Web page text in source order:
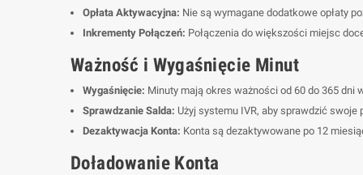
Opłata Aktywacyjna: Nie są wymagane dodatkowe opłaty
Inkrementy Połączeń: Połączenia do większości miejsc
Ważność i Wygaśnięcie Minut
Wygaśnięcie: Minuty mają okres ważności od 60 do 365 dni
Sprawdzanie Salda: Użyj systemu IVR, aby sprawdzić swoje
Dezaktywacja Konta: Konta są dezaktywowane po 12
Doładowanie Konta